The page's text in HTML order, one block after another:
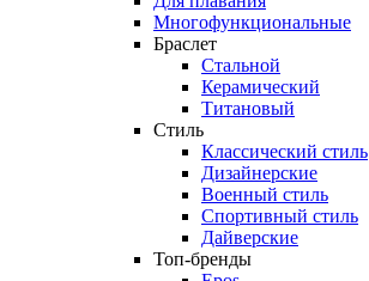
Многофункциональные
Браслет
Стальной
Керамический
Титановый
Стиль
Классический стиль
Дизайнерские
Военный стиль
Спортивный стиль
Дайверские
Топ-бренды